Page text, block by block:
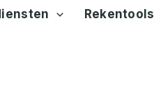
Rekentools